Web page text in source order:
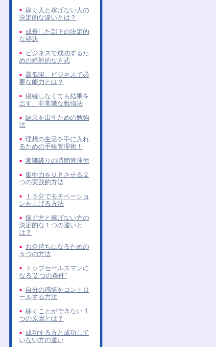
稼ぐ人と稼げない人の
決定的な違いとは？
成長した部下の決定的
な秘訣
ビジネスで成功するた
めの絶対的な方式
最低限、ビジネスで必
要な能力とは？
継続しなくても結果を
出す、非常識な勉強法
結果を出すための勉強
法
理想の生活を手に入れ
るための手帳管理術！
常識破りの時間管理術
集中力をＵＰさせる２
つの実践的方法
１５分でモチベーショ
ンを上げる方法
稼ぐ方と稼げない方の
決定的な１つの違いと
は？
お金持ちになるための
５つの方法
トップセールスマンに
なる“2 つの条件”
自分の感情をコントロ
ールする方法
稼ぐことができない 1
つの原因とは？
成功する方と成功して
いない方の違い